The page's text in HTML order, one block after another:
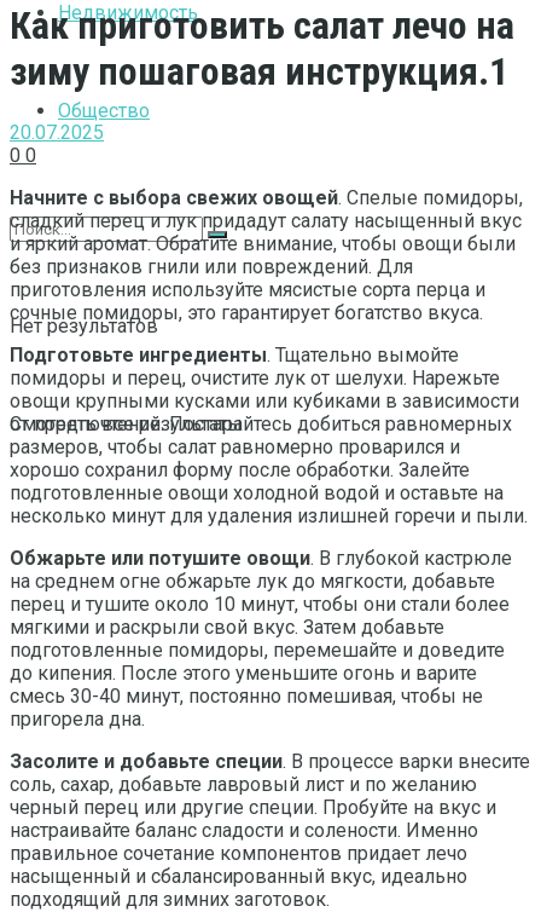
Недвижимость
Общество
Нет результатов
Смотреть все результаты
Как приготовить салат лечо на
зиму пошаговая инструкция.1
20.07.2025
0 0
Начните с выбора свежих овощей. Спелые помидоры,
сладкий перец и лук придадут салату насыщенный вкус
и яркий аромат. Обратите внимание, чтобы овощи были
без признаков гнили или повреждений. Для
приготовления используйте мясистые сорта перца и
сочные помидоры, это гарантирует богатство вкуса.
Подготовьте ингредиенты. Тщательно вымойте
помидоры и перец, очистите лук от шелухи. Нарежьте
овощи крупными кусками или кубиками в зависимости
от предпочтений. Постарайтесь добиться равномерных
размеров, чтобы салат равномерно проварился и
хорошо сохранил форму после обработки. Залейте
подготовленные овощи холодной водой и оставьте на
несколько минут для удаления излишней горечи и пыли.
Обжарьте или потушите овощи. В глубокой кастрюле
на среднем огне обжарьте лук до мягкости, добавьте
перец и тушите около 10 минут, чтобы они стали более
мягкими и раскрыли свой вкус. Затем добавьте
подготовленные помидоры, перемешайте и доведите
до кипения. После этого уменьшите огонь и варите
смесь 30-40 минут, постоянно помешивая, чтобы не
пригорела дна.
Засолите и добавьте специи. В процессе варки внесите
соль, сахар, добавьте лавровый лист и по желанию
черный перец или другие специи. Пробуйте на вкус и
настраивайте баланс сладости и солености. Именно
правильное сочетание компонентов придает лечо
насыщенный и сбалансированный вкус, идеально
подходящий для зимних заготовок.